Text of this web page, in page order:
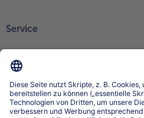
Service
Über bofrost*
Kategorien